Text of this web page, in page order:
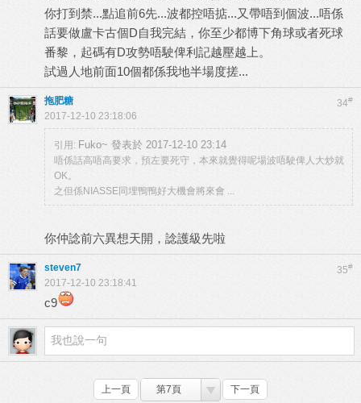
你打到禁...點追前6先...波都控唔掂...又帶唔到個波...唔係
話要做盧卡古個D自我完結，你至少都博下角球或者死球
番黎，起碼有D攻勢唔駛俾利記越壓越上。
試過人地前面10個都係我地半場度搓...
34#
拖肥糖
2017-12-10 23:18:06
引用: Fuko~ 發表於 2017-12-10 23:14
唔係話高唔高要求，預左要死守，本來就覺得呢場波唔駛俾人大炒就
OK。
之但係NIASSE同埋鴨鴨好大機會將來會 ...
你仲諗前六異想天開，諗護級先啦
35#
steven7
2017-12-10 23:18:41
c9
上一頁 第7頁 下一頁